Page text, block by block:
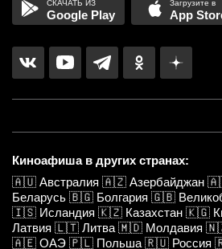
Google Play App
Киноафиша в других странах:
🇦🇺 Австралия 🇦🇿 Азербайджан
Беларусь 🇧🇬 Болгария 🇬🇧
🇮🇸 Исландия 🇰🇿 Казахстан 🇰🇬
Латвия 🇱🇹 Литва 🇲🇩 Молдавия
🇦🇪 ОАЭ 🇵🇱 Польша 🇷🇺 Россия